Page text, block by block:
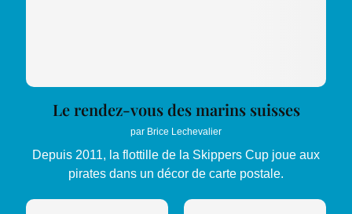
Le rendez-vous des marins suisses
par Brice Lechevalier
Depuis 2011, la flottille de la Skippers Cup joue aux
pirates dans un décor de carte postale.